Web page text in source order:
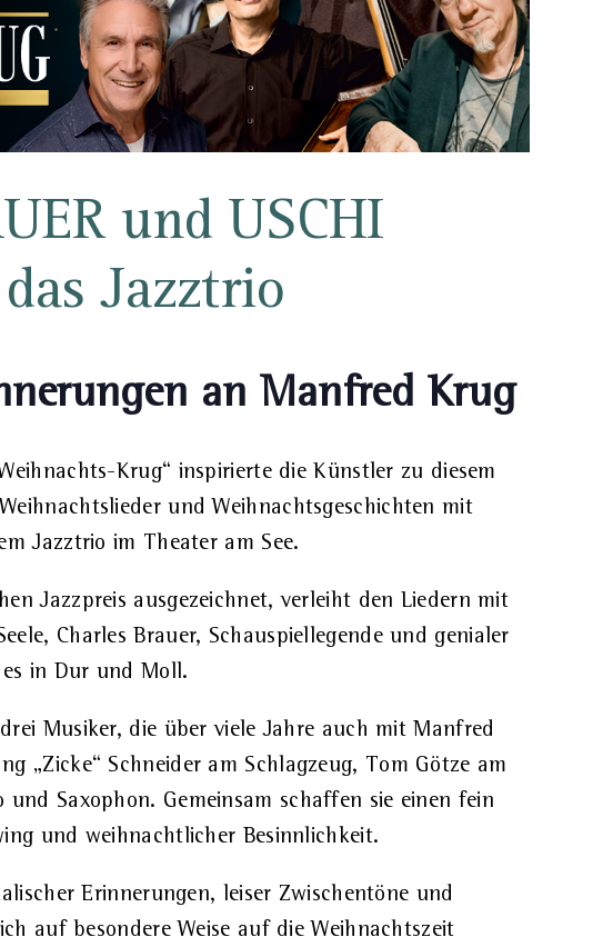
und USCHI
Jazztrio
an Manfred Krug
Krug“ inspirierte die Künstler zu diesem
und Weihnachtsgeschichten mit
Jazztrio im Theater am See.
Jazzpreis ausgezeichnet, verleiht den Liedern mit
Charles Brauer, Schauspiellegende und genialer
in Dur und Moll.
Musiker, die über viele Jahre auch mit Manfred
„Zicke“ Schneider am Schlagzeug, Tom Götze am
und Saxophon. Gemeinsam schaffen sie einen fein
und weihnachtlicher Besinnlichkeit.
Erinnerungen, leiser Zwischentöne und
auf besondere Weise auf die Weihnachtszeit